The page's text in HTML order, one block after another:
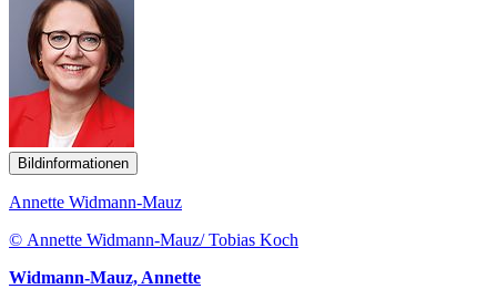
Bildinformationen
Annette Widmann-Mauz
© Annette Widmann-Mauz/ Tobias Koch
Widmann-Mauz, Annette